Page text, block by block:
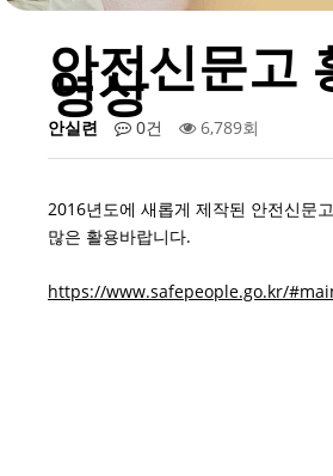
안전신문고
영상
안실련 0건 6,789회
2016년도에 새롭게 제작된 안전신문
많은 활용바랍니다.
https://www.safepeople.go.kr/